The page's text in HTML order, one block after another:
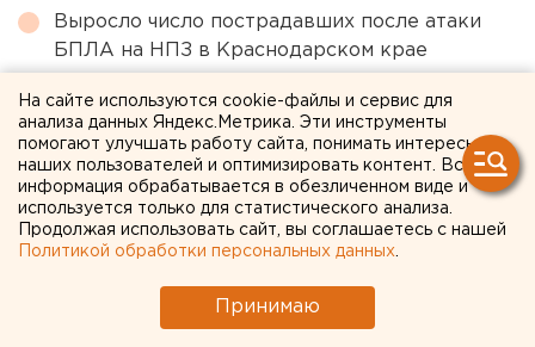
Выросло число пострадавших после атаки
БПЛА на НПЗ в Краснодарском крае
Холодную воду возвращают жителям
Екатеринбурга
Среди погибших в страшном ДТП в
Свердловской области оказался известный
спортсмен
На сайте используются cookie-файлы и сервис для
анализа данных Яндекс.Метрика. Эти инструменты
помогают улучшать работу сайта, понимать интересы
наших пользователей и оптимизировать контент. Вся
информация обрабатывается в обезличенном виде и
используется только для статистического анализа.
Продолжая использовать сайт, вы соглашаетесь с нашей
Политикой обработки персональных данных
Принимаю